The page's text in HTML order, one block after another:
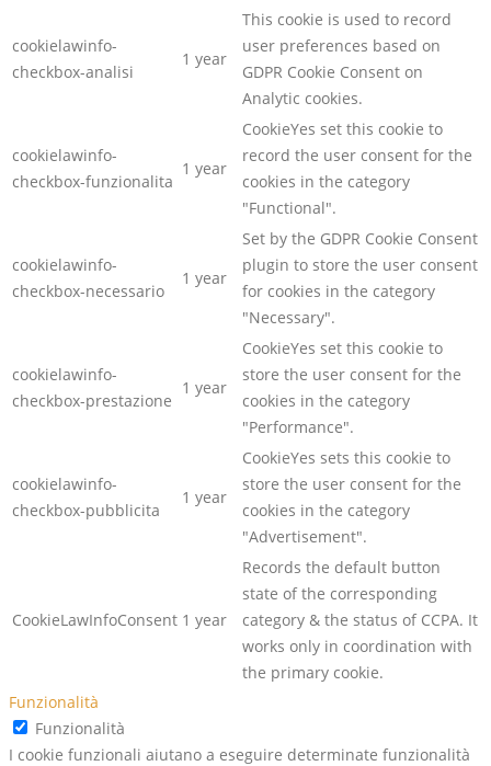
cookielawinfo-
checkbox-analisi
1 year
This cookie is used to record
user preferences based on
GDPR Cookie Consent on
Analytic cookies.
cookielawinfo-
checkbox-funzionalita
1 year
CookieYes set this cookie to
record the user consent for the
cookies in the category
"Functional".
cookielawinfo-
checkbox-necessario
1 year
Set by the GDPR Cookie Consent
plugin to store the user consent
for cookies in the category
"Necessary".
cookielawinfo-
checkbox-prestazione
1 year
CookieYes set this cookie to
store the user consent for the
cookies in the category
"Performance".
cookielawinfo-
checkbox-pubblicita
1 year
CookieYes sets this cookie to
store the user consent for the
cookies in the category
"Advertisement".
CookieLawInfoConsent 1 year
Records the default button
state of the corresponding
category & the status of CCPA. It
works only in coordination with
the primary cookie.
Funzionalità
Funzionalità
I cookie funzionali aiutano a eseguire determinate funzionalità